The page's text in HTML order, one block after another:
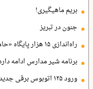
بریم ماهیگیری!
جنون در تبریز
راه‌اندازی ۱۵ هزار پایگاه «حامی» برای جبران فقر یادگیری دانش‌آموزان
برنامه شیر مدارس ادامه
ورود ۱۲۵ اتوبوس برقی جدید به تهران تا شهریور